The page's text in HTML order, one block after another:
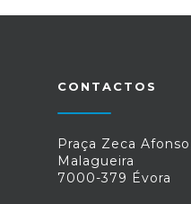
CONTACTOS
Praça Zeca
Malagueira
7000-379 Évora